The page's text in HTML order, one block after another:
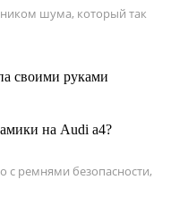
шума, который так
своими руками
на Audi a4?
с ремнями безопасности,